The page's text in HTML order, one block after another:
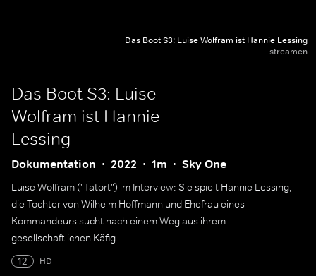
Das Boot S3: Luise Wolfram ist Hannie Lessing
streamen
Das Boot S3: Luise
Wolfram ist Hannie
Lessing
Dokumentation 2022 1m Sky One
Luise Wolfram ("Tatort") im Interview: Sie spielt Hannie Lessing,
die Tochter von Wilhelm Hoffmann und Ehefrau eines
Kommandeurs sucht nach einem Weg aus ihrem
gesellschaftlichen Käfig.
12
HD